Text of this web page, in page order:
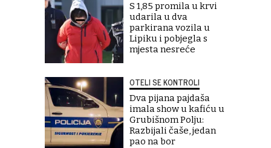
S 1,85 promila u krvi
udarila u dva
parkirana vozila u
Lipiku i pobjegla s
mjesta nesreće
OTELI SE KONTROLI
Dva pijana pajdaša
imala show u kafiću u
Grubišnom Polju:
Razbijali čaše, jedan
pao na bor